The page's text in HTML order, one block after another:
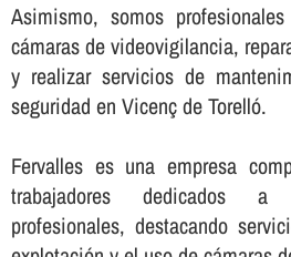
Asimismo, somos
cámaras de videovigilancia,
y realizar servicios de
seguridad en Vicenç de Torelló.
Fervalles es una empresa
trabajadores dedicados a
profesionales, destacando